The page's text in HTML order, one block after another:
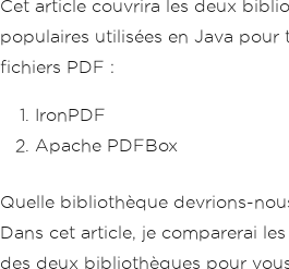
Cet article couvrira les deux
populaires utilisées en Java pour
fichiers PDF :
IronPDF
Apache PDFBox
Quelle bibliothèque devrions-
Dans cet article, je comparerai
des deux bibliothèques pour